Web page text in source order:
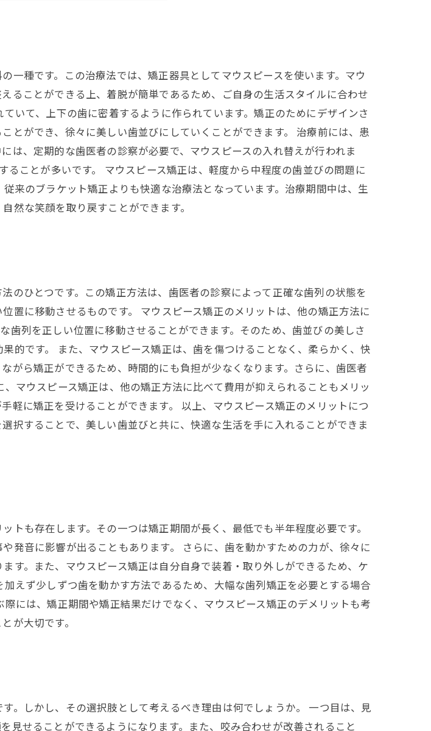
一種です。この治療法では、矯正器具としてマウスピースを使います。マウ
ることができる上、着脱が簡単であるため、ご自身の生活スタイルに合わせ
いて、上下の歯に密着するように作られています。矯正のためにデザインさ
とができ、徐々に美しい歯並びにしていくことができます。 治療前には、患
は、定期的な歯医者の診察が必要で、マウスピースの入れ替えが行われま
ことが多いです。 マウスピース矯正は、軽度から中程度の歯並びの問題に
来のブラケット矯正よりも快適な治療法となっています。治療期間中は、生
然な笑顔を取り戻すことができます。
のひとつです。この矯正方法は、歯医者の診察によって正確な歯列の状態を
置に移動させるものです。 マウスピース矯正のメリットは、他の矯正方法に
歯列を正しい位置に移動させることができます。そのため、歯並びの美しさ
的です。 また、マウスピース矯正は、歯を傷つけることなく、柔らかく、快
がら矯正ができるため、時間的にも負担が少なくなります。さらに、歯医者
マウスピース矯正は、他の矯正方法に比べて費用が抑えられることもメリッ
軽に矯正を受けることができます。 以上、マウスピース矯正のメリットにつ
択することで、美しい歯並びと共に、快適な生活を手に入れることができま
も存在します。その一つは矯正期間が長く、最低でも半年程度必要です。
発音に影響が出ることもあります。 さらに、歯を動かすための力が、徐々に
す。また、マウスピース矯正は自分自身で装着・取り外しができるため、ケ
えず少しずつ歯を動かす方法であるため、大幅な歯列矯正を必要とする場合
には、矯正期間や矯正結果だけでなく、マウスピース矯正のデメリットも考
が大切です。
。しかし、その選択肢として考えるべき理由は何でしょうか。 一つ目は、見
見せることができるようになります。また、咬み合わせが改善されること